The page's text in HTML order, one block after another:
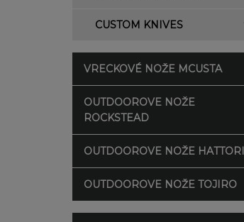
CUSTOM KNIVES
VRECKOVÉ NOŽE MCUSTA
OUTDOOROVE NOŽE
ROCKSTEAD
OUTDOOROVE NOŽE HATTORI
OUTDOOROVE NOŽE TOJIRO